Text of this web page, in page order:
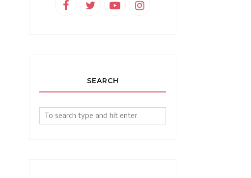
SEARCH